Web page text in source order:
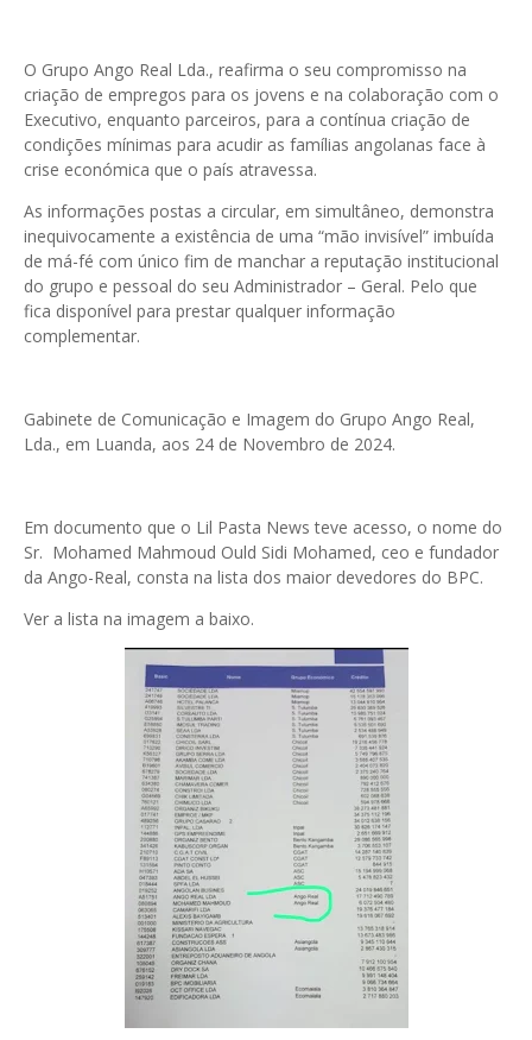
O Grupo Ango Real Lda., reafirma o seu compromisso na
criação de empregos para os jovens e na colaboração com o
Executivo, enquanto parceiros, para a contínua criação de
condições mínimas para acudir as famílias angolanas face à
crise económica que o país atravessa.
As informações postas a circular, em simultâneo, demonstra
inequivocamente a existência de uma “mão invisível” imbuída
de má-fé com único fim de manchar a reputação institucional
do grupo e pessoal do seu Administrador – Geral. Pelo que
fica disponível para prestar qualquer informação
complementar.
Gabinete de Comunicação e Imagem do Grupo Ango Real,
Lda., em Luanda, aos 24 de Novembro de 2024.
Em documento que o Lil Pasta News teve acesso, o nome do
Sr. Mohamed Mahmoud Ould Sidi Mohamed, ceo e fundador
da Ango-Real, consta na lista dos maior devedores do BPC.
Ver a lista na imagem a baixo.